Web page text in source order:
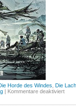
Horde des Windes Die
Kommentare deaktiviertfür